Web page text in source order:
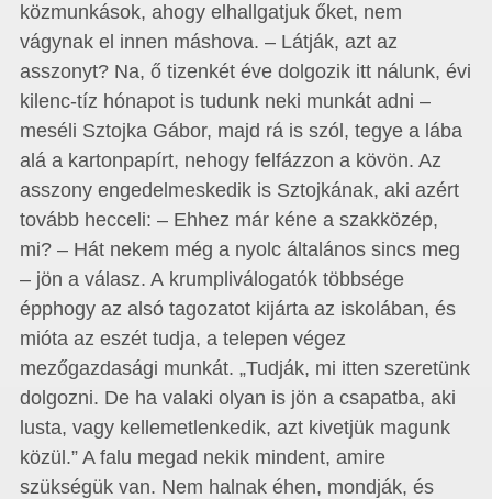
közmunkások, ahogy elhallgatjuk őket, nem
vágynak el innen máshova. – Látják, azt az
asszonyt? Na, ő tizenkét éve dolgozik itt nálunk, évi
kilenc-tíz hónapot is tudunk neki munkát adni –
meséli Sztojka Gábor, majd rá is szól, tegye a lába
alá a kartonpapírt, nehogy felfázzon a kövön. Az
asszony engedelmeskedik is Sztojkának, aki azért
tovább hecceli: – Ehhez már kéne a szakközép,
mi? – Hát nekem még a nyolc általános sincs meg
– jön a válasz. A krumpliválogatók többsége
épphogy az alsó tagozatot kijárta az iskolában, és
mióta az eszét tudja, a telepen végez
mezőgazdasági munkát. „Tudják, mi itten szeretünk
dolgozni. De ha valaki olyan is jön a csapatba, aki
lusta, vagy kellemetlenkedik, azt kivetjük magunk
közül.” A falu megad nekik mindent, amire
szükségük van. Nem halnak éhen, mondják, és